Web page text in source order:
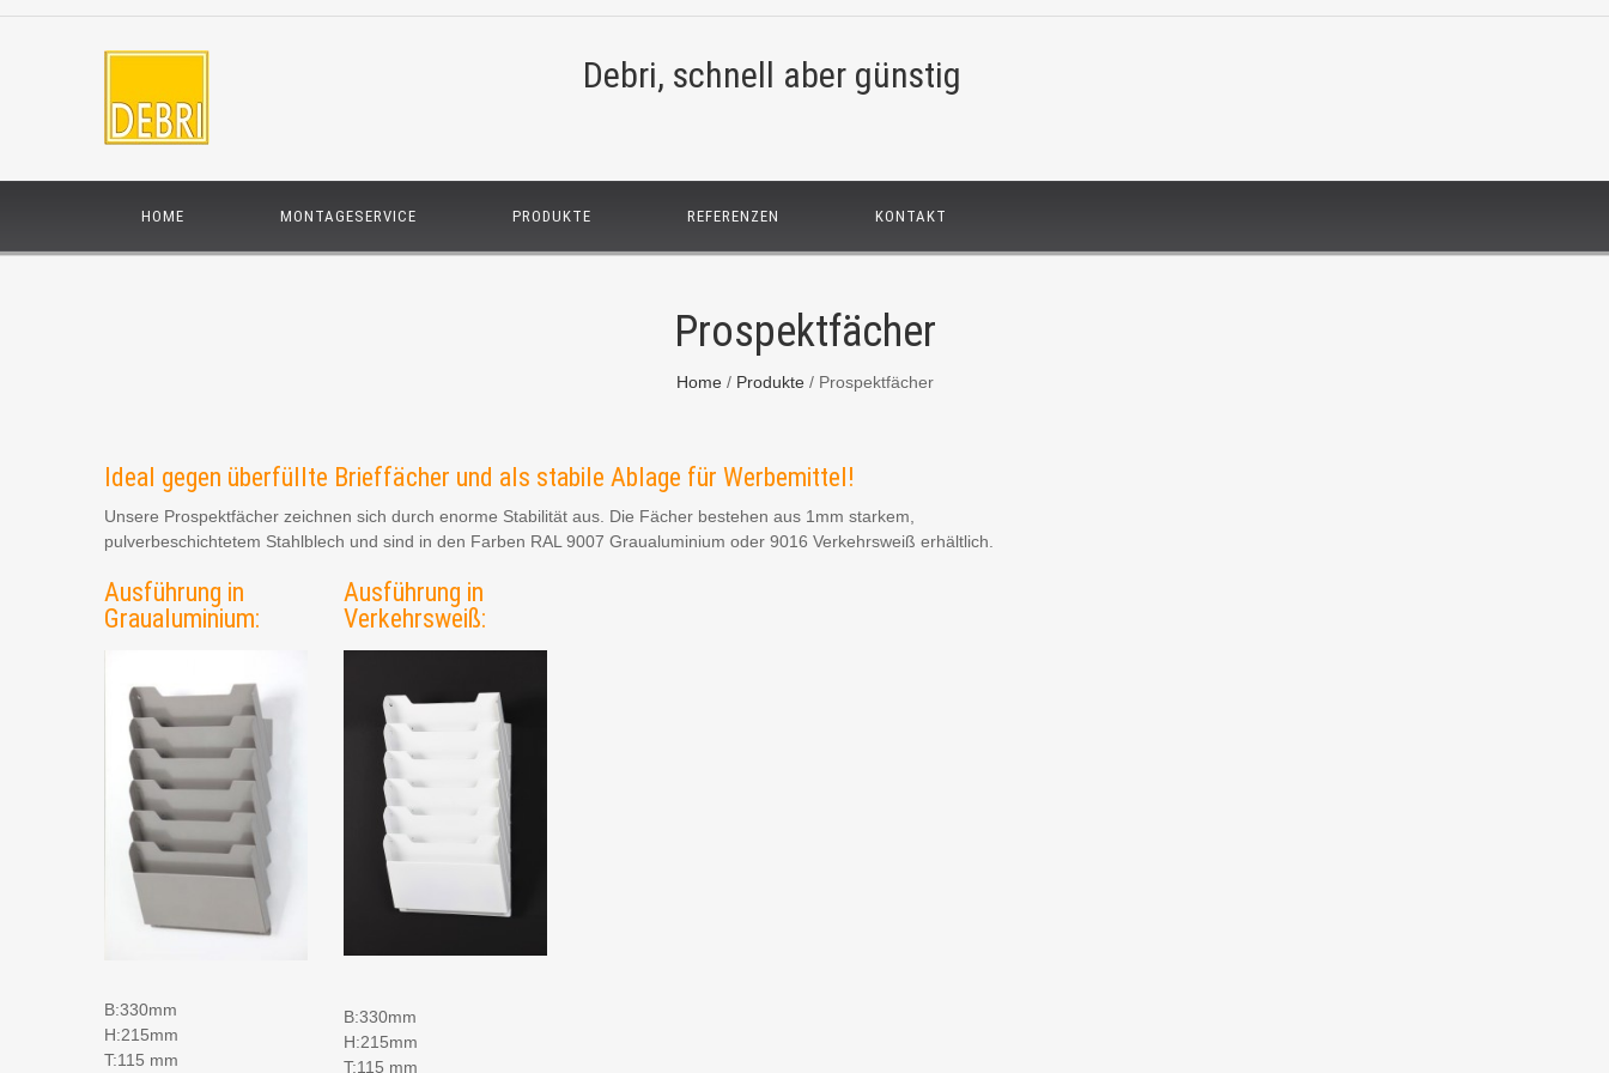
Debri, schnell aber günstig
HOME MONTAGESERVICE PRODUKTE REFERENZEN KONTAKT
Prospektfächer
Home / Produkte / Prospektfächer
Ideal gegen überfüllte Brieffächer und als stabile Ablage für Werbemittel!
Unsere Prospektfächer zeichnen sich durch enorme Stabilität aus. Die Fächer bestehen aus 1mm starkem,
pulverbeschichtetem Stahlblech und sind in den Farben RAL 9007 Graualuminium oder 9016 Verkehrsweiß erhältlich.
Ausführung in
Graualuminium:
Ausführung in
Verkehrsweiß:
B:330mm
H:215mm
T:115 mm
B:330mm
H:215mm
T:115 mm